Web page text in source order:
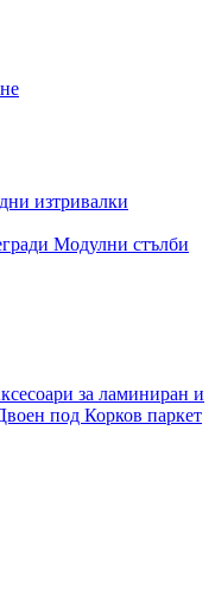
изтривалки
Модулни стълби
за ламиниран и
под Корков паркет